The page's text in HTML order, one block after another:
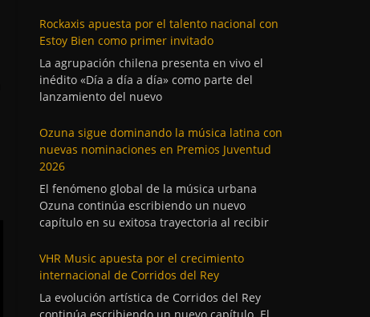
Rockaxis apuesta por el talento nacional con
Estoy Bien como primer invitado
La agrupación chilena presenta en vivo el
inédito «Día a día a día» como parte del
lanzamiento del nuevo
Ozuna sigue dominando la música latina con
nuevas nominaciones en Premios Juventud
2026
El fenómeno global de la música urbana
Ozuna continúa escribiendo un nuevo
capítulo en su exitosa trayectoria al recibir
VHR Music apuesta por el crecimiento
internacional de Corridos del Rey
La evolución artística de Corridos del Rey